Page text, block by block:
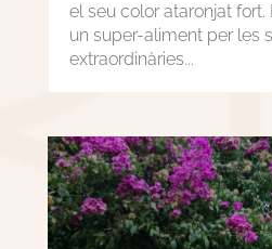
el seu color ataronjat
un super-aliment per les
extraordinàries...